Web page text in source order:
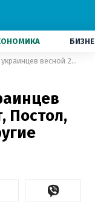
Когда ждать боев украинцев весной 2020: Выхрист, Постол, Усик, Ломаченко и другие
Постол,